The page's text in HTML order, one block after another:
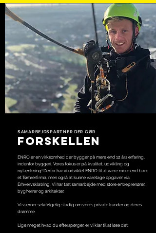
SAMARBEJDSPARTNER DER GØR
FORSKELLEN
ENRO er en virksomhed der bygger på mere end 12 års erfaring,
indenfor byggeri. Vores fokus er på kvalitet, udvikling og
nytænkning! Derfor har vi udviklet ENRO til at være mere end bare
et Tømrerfirma, men også at kunne varetage opgaver via
Erhvervsklatring. Vi har tæt samarbejde med store entreprenører,
bygherrer og arkitekter.
Vi værner selvfølgelig stadig om vores private kunder og deres
drømme.
Lige meget hvad du efterspørger, er vi klar til at løse det.